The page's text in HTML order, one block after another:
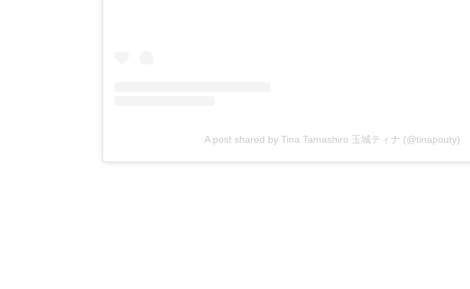
A post shared by Tina Tamashiro 玉城ティナ (@tinapouty)